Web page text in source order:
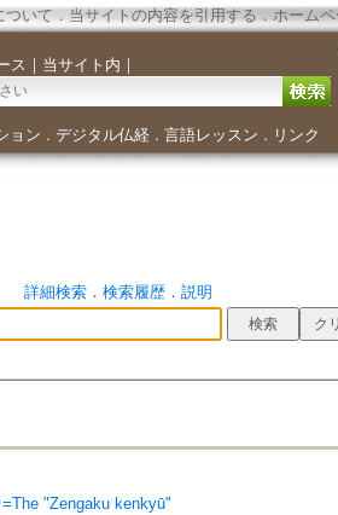
ついて．当サイトの内容を引用する ． ホーム
ス ｜ 当サイト内 ｜
ョン ． デジタル仏経． 言語レッスン ． リンク
詳細検索． 検索履歴． 説明
"Zengaku kenkyū"